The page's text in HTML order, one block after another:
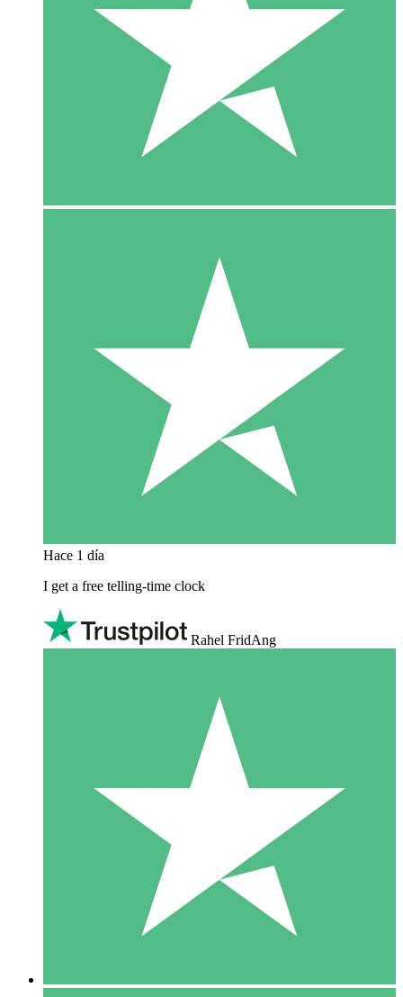
Hace 1 día
I get a free telling-time clock
Rahel FridAng